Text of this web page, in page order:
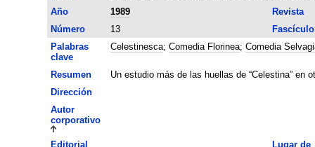
Año
1989
Revista
Número
13
Fascículo
Palabras
clave
Celestinesca; Comedia Florinea; Comedia
Resumen
Un estudio más de las huellas de “Celestina” en
Dirección
Autor
corporativo
Editorial
Lugar de